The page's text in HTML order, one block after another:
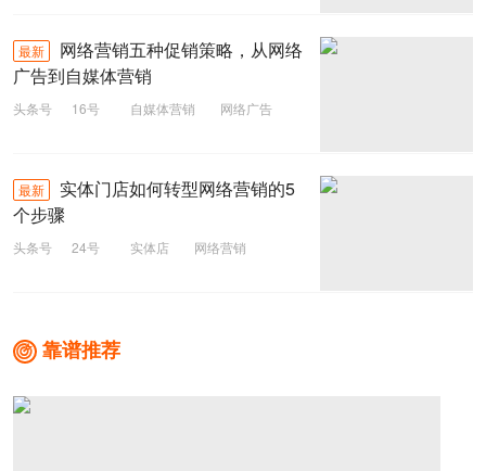
最新
网络营销五种促销策略，从网络
广告到自媒体营销
头条号 16号 自媒体营销
网络广告
最新
实体门店如何转型网络营销的5
个步骤
头条号 24号 实体店
网络营销
 靠谱推荐